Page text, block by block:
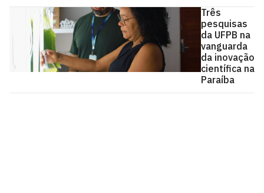
Três
pesquisas
da UFPB na
vanguarda
da inovação
científica na
Paraíba